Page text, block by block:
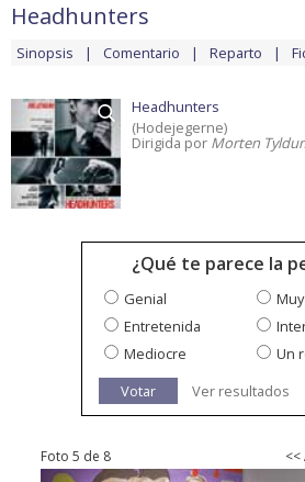
Headhunters
Sinopsis Comentario Reparto
Headhunters
(Hodejegerne)
Dirigida por Morten
¿Qué te parece la
Genial
Entretenida
Mediocre
Un
Votar
Ver resultados
Foto 5 de 8